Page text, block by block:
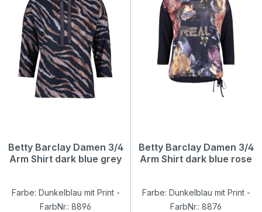
Betty Barclay Damen 3/4
Arm Shirt dark blue grey
Farbe: Dunkelblau mit Print -
FarbNr.: 8896
Betty Barclay Damen 3/4
Arm Shirt dark blue rose
Farbe: Dunkelblau mit Print -
FarbNr.: 8876